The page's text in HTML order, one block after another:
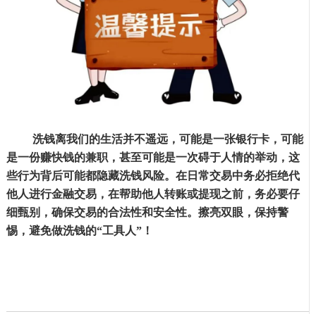
洗钱离我们的生活并不遥远，可能是一张银行卡，可能
是一份赚快钱的兼职，甚至可能是一次碍于人情的举动，这
些行为背后可能都隐藏洗钱风险。在日常交易中务必拒绝代
他人进行金融交易，在帮助他人转账或提现之前，务必要仔
细甄别，确保交易的合法性和安全性。擦亮双眼，保持警
惕，避免做洗钱的“工具人”！